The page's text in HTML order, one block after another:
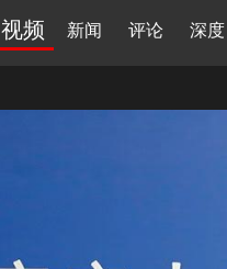
视频 新闻 评论 深度